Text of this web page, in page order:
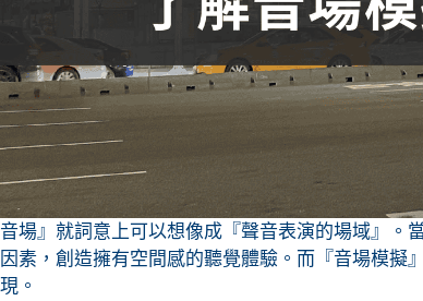
音場』就詞意上可以想像成『聲音表演的場域』
素，創造擁有空間感的聽覺體驗。而『音場模擬
。